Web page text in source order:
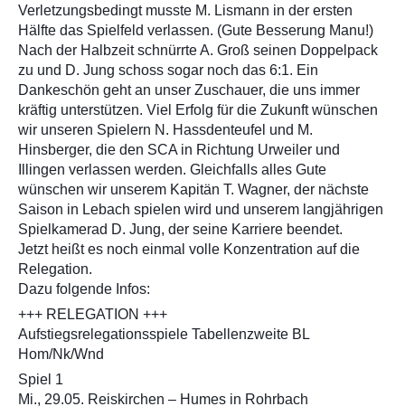
Verletzungsbedingt musste M. Lismann in der ersten
Hälfte das Spielfeld verlassen. (Gute Besserung Manu!)
Nach der Halbzeit schnürrte A. Groß seinen Doppelpack
zu und D. Jung schoss sogar noch das 6:1. Ein
Dankeschön geht an unser Zuschauer, die uns immer
kräftig unterstützen. Viel Erfolg für die Zukunft wünschen
wir unseren Spielern N. Hassdenteufel und M.
Hinsberger, die den SCA in Richtung Urweiler und
Illingen verlassen werden. Gleichfalls alles Gute
wünschen wir unserem Kapitän T. Wagner, der nächste
Saison in Lebach spielen wird und unserem langjährigen
Spielkamerad D. Jung, der seine Karriere beendet.
Jetzt heißt es noch einmal volle Konzentration auf die
Relegation.
Dazu folgende Infos:
+++ RELEGATION +++
Aufstiegsrelegationsspiele Tabellenzweite BL
Hom/Nk/Wnd
Spiel 1
Mi., 29.05. Reiskirchen – Humes in Rohrbach